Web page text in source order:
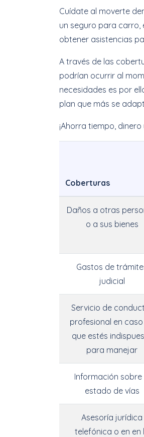
Cuídate al moverte
un seguro para
obtener asistencias
A través de las
podrían ocurrir al
necesidades es por
plan que más se
¡Ahorra tiempo,
Coberturas
Daños a otras
o a sus bienes
Gastos de
judicial
Servicio de
profesional en
que estés
para manejar
Información sobre
estado de vías
Asesoría jurídica
telefónica o en en